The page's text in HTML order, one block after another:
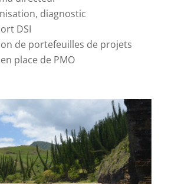
diagnostic
DSI
de portefeuilles de projets
place de PMO